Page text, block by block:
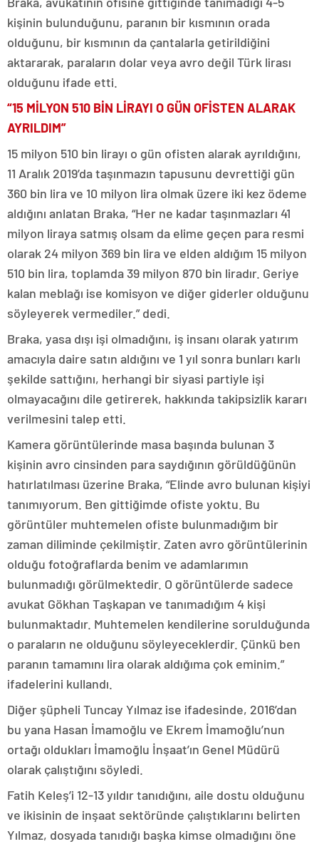
kişinin bulunduğunu, paranın bir kısmının orada
olduğunu, bir kısmının da çantalarla getirildiğini
aktararak, paraların dolar veya avro değil Türk lirası
olduğunu ifade etti.
“15 MİLYON 510 BİN LİRAYI O GÜN OFİSTEN ALARAK
AYRILDIM”
15 milyon 510 bin lirayı o gün ofisten alarak ayrıldığını,
11 Aralık 2019’da taşınmazın tapusunu devrettiği gün
360 bin lira ve 10 milyon lira olmak üzere iki kez ödeme
aldığını anlatan Braka, “Her ne kadar taşınmazları 41
milyon liraya satmış olsam da elime geçen para resmi
olarak 24 milyon 369 bin lira ve elden aldığım 15 milyon
510 bin lira, toplamda 39 milyon 870 bin liradır. Geriye
kalan meblağı ise komisyon ve diğer giderler olduğunu
söyleyerek vermediler.” dedi.
Braka, yasa dışı işi olmadığını, iş insanı olarak yatırım
amacıyla daire satın aldığını ve 1 yıl sonra bunları karlı
şekilde sattığını, herhangi bir siyasi partiyle işi
olmayacağını dile getirerek, hakkında takipsizlik kararı
verilmesini talep etti.
Kamera görüntülerinde masa başında bulunan 3
kişinin avro cinsinden para saydığının görüldüğünün
hatırlatılması üzerine Braka, “Elinde avro bulunan kişiyi
tanımıyorum. Ben gittiğimde ofiste yoktu. Bu
görüntüler muhtemelen ofiste bulunmadığım bir
zaman diliminde çekilmiştir. Zaten avro görüntülerinin
olduğu fotoğraflarda benim ve adamlarımın
bulunmadığı görülmektedir. O görüntülerde sadece
avukat Gökhan Taşkapan ve tanımadığım 4 kişi
bulunmaktadır. Muhtemelen kendilerine sorulduğunda
o paraların ne olduğunu söyleyeceklerdir. Çünkü ben
paranın tamamını lira olarak aldığıma çok eminim.”
ifadelerini kullandı.
Diğer şüpheli Tuncay Yılmaz ise ifadesinde, 2016’dan
bu yana Hasan İmamoğlu ve Ekrem İmamoğlu’nun
ortağı oldukları İmamoğlu İnşaat’ın Genel Müdürü
olarak çalıştığını söyledi.
Fatih Keleş’i 12-13 yıldır tanıdığını, aile dostu olduğunu
ve ikisinin de inşaat sektöründe çalıştıklarını belirten
Yılmaz, dosyada tanıdığı başka kimse olmadığını öne